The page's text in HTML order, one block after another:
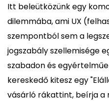
Itt beleütközünk egy
dilemmába, ami UX
szempontból sem a
jogszabály szellemisége
szabadon és
kereskedő kitesz egy
vásárló rákattint, beírja a